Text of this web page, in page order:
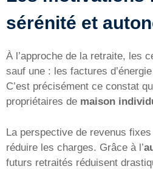
sérénité et
À l’approche de la retraite, les
sauf une : les factures
C’est précisément ce constat
propriétaires de maison
La perspective de revenus
réduire les charges. Grâce à l’
futurs retraités réduisent